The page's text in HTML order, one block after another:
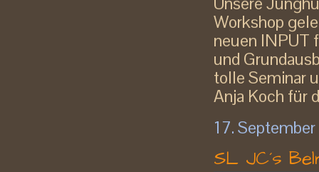
Workshop
neuen INPUT
und
tolle Seminar
Anja Koch für
17.
SL JC´s